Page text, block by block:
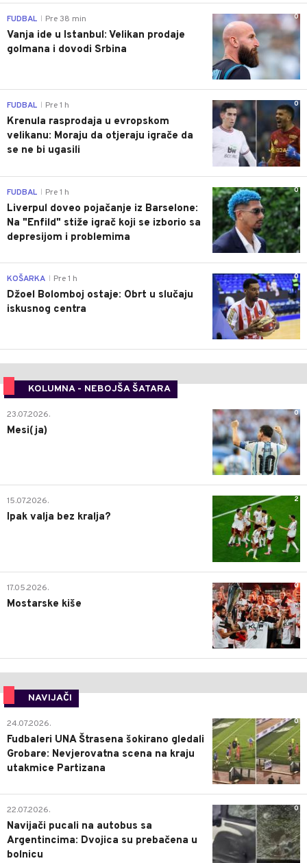
0
FUDBAL Pre 38 min
Vanja ide u Istanbul: Velikan prodaje
golmana i dovodi Srbina
0
FUDBAL Pre 1 h
Krenula rasprodaja u evropskom
velikanu: Moraju da otjeraju igrače da
se ne bi ugasili
0
FUDBAL Pre 1 h
Liverpul doveo pojačanje iz Barselone:
Na "Enfild" stiže igrač koji se izborio sa
depresijom i problemima
0
KOŠARKA Pre 1 h
Džoel Bolomboj ostaje: Obrt u slučaju
iskusnog centra
KOLUMNA - NEBOJŠA ŠATARA
0
23.07.2026.
Mesi(ja)
2
15.07.2026.
Ipak valja bez kralja?
0
17.05.2026.
Mostarske kiše
NAVIJAČI
0
24.07.2026.
Fudbaleri UNA Štrasena šokirano gledali
Grobare: Nevjerovatna scena na kraju
utakmice Partizana
0
22.07.2026.
Navijači pucali na autobus sa
Argentincima: Dvojica su prebačena u
bolnicu